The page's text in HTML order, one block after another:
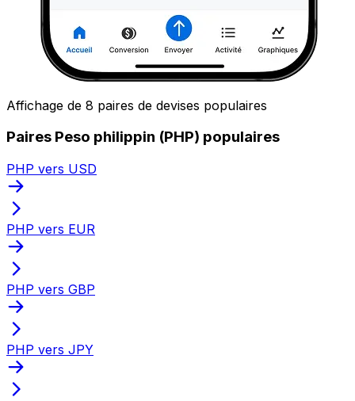
Affichage de 8 paires de devises populaires
Paires Peso philippin (PHP) populaires
PHP vers USD
PHP vers EUR
PHP vers GBP
PHP vers JPY